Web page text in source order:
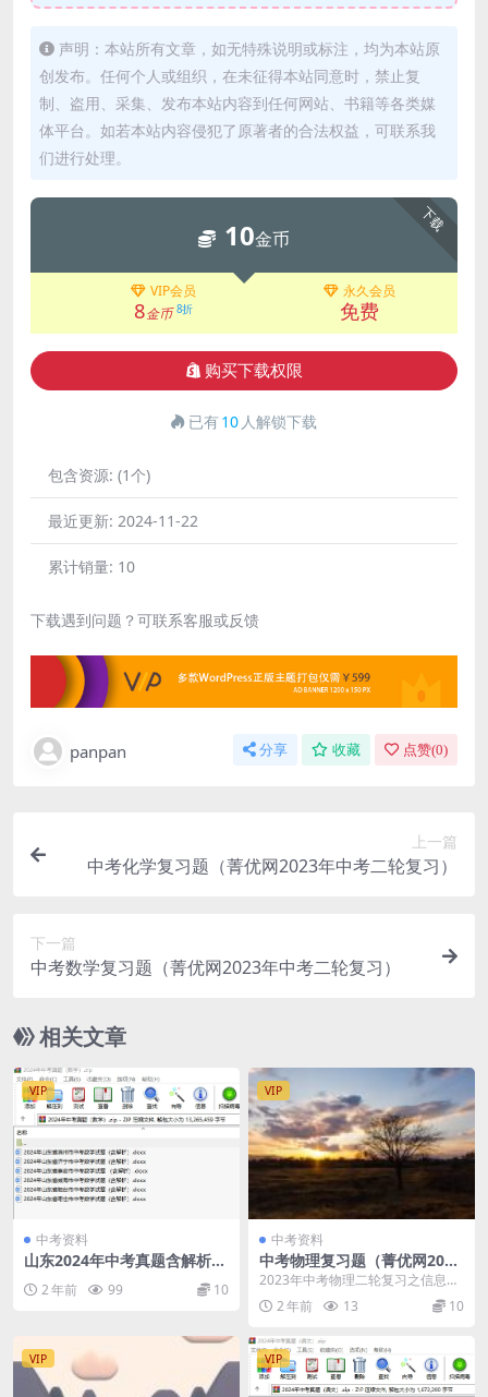
声明：本站所有文章，如无特殊说明或标注，均为本站原
创发布。任何个人或组织，在未征得本站同意时，禁止复
制、盗用、采集、发布本站内容到任何网站、书籍等各类媒
体平台。如若本站内容侵犯了原著者的合法权益，可联系我
们进行处理。
下载
10金币
VIP会员
8金币 8折
永久会员
免费
购买下载权限
已有10 人解锁下载
包含资源: (1个)
最近更新: 2024-11-22
累计销量: 10
下载遇到问题？可联系客服或反馈
panpan 分享 收藏 点赞(0)
上一篇
中考化学复习题（菁优网2023年中考二轮复习）
下一篇
中考数学复习题（菁优网2023年中考二轮复习）
相关文章
VIP
中考资料
山东2024年中考真题含解析
2 年前 99 10
VIP
中考资料
中考物理复习题（菁优网2023
年中考二轮复习）
2023年中考物理二轮复习之信息、
能源和可持续发展.doc 2023年中考
物理二...
2 年前 13 10
VIP VIP